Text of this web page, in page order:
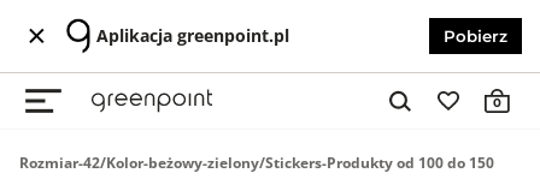
Aplikacja greenpoint.pl Pobierz
0
Rozmiar-42/Kolor-beżowy-zielony/Stickers-Produkty od 100 do 150